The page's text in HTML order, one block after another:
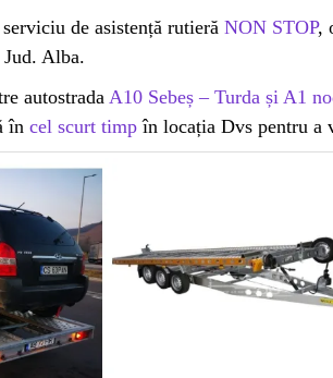
de asistență rutieră NON STOP,
Alba.
autostradaA10 Sebeș – Turda și A1
în cel scurt timpîn locația Dvs pentru a